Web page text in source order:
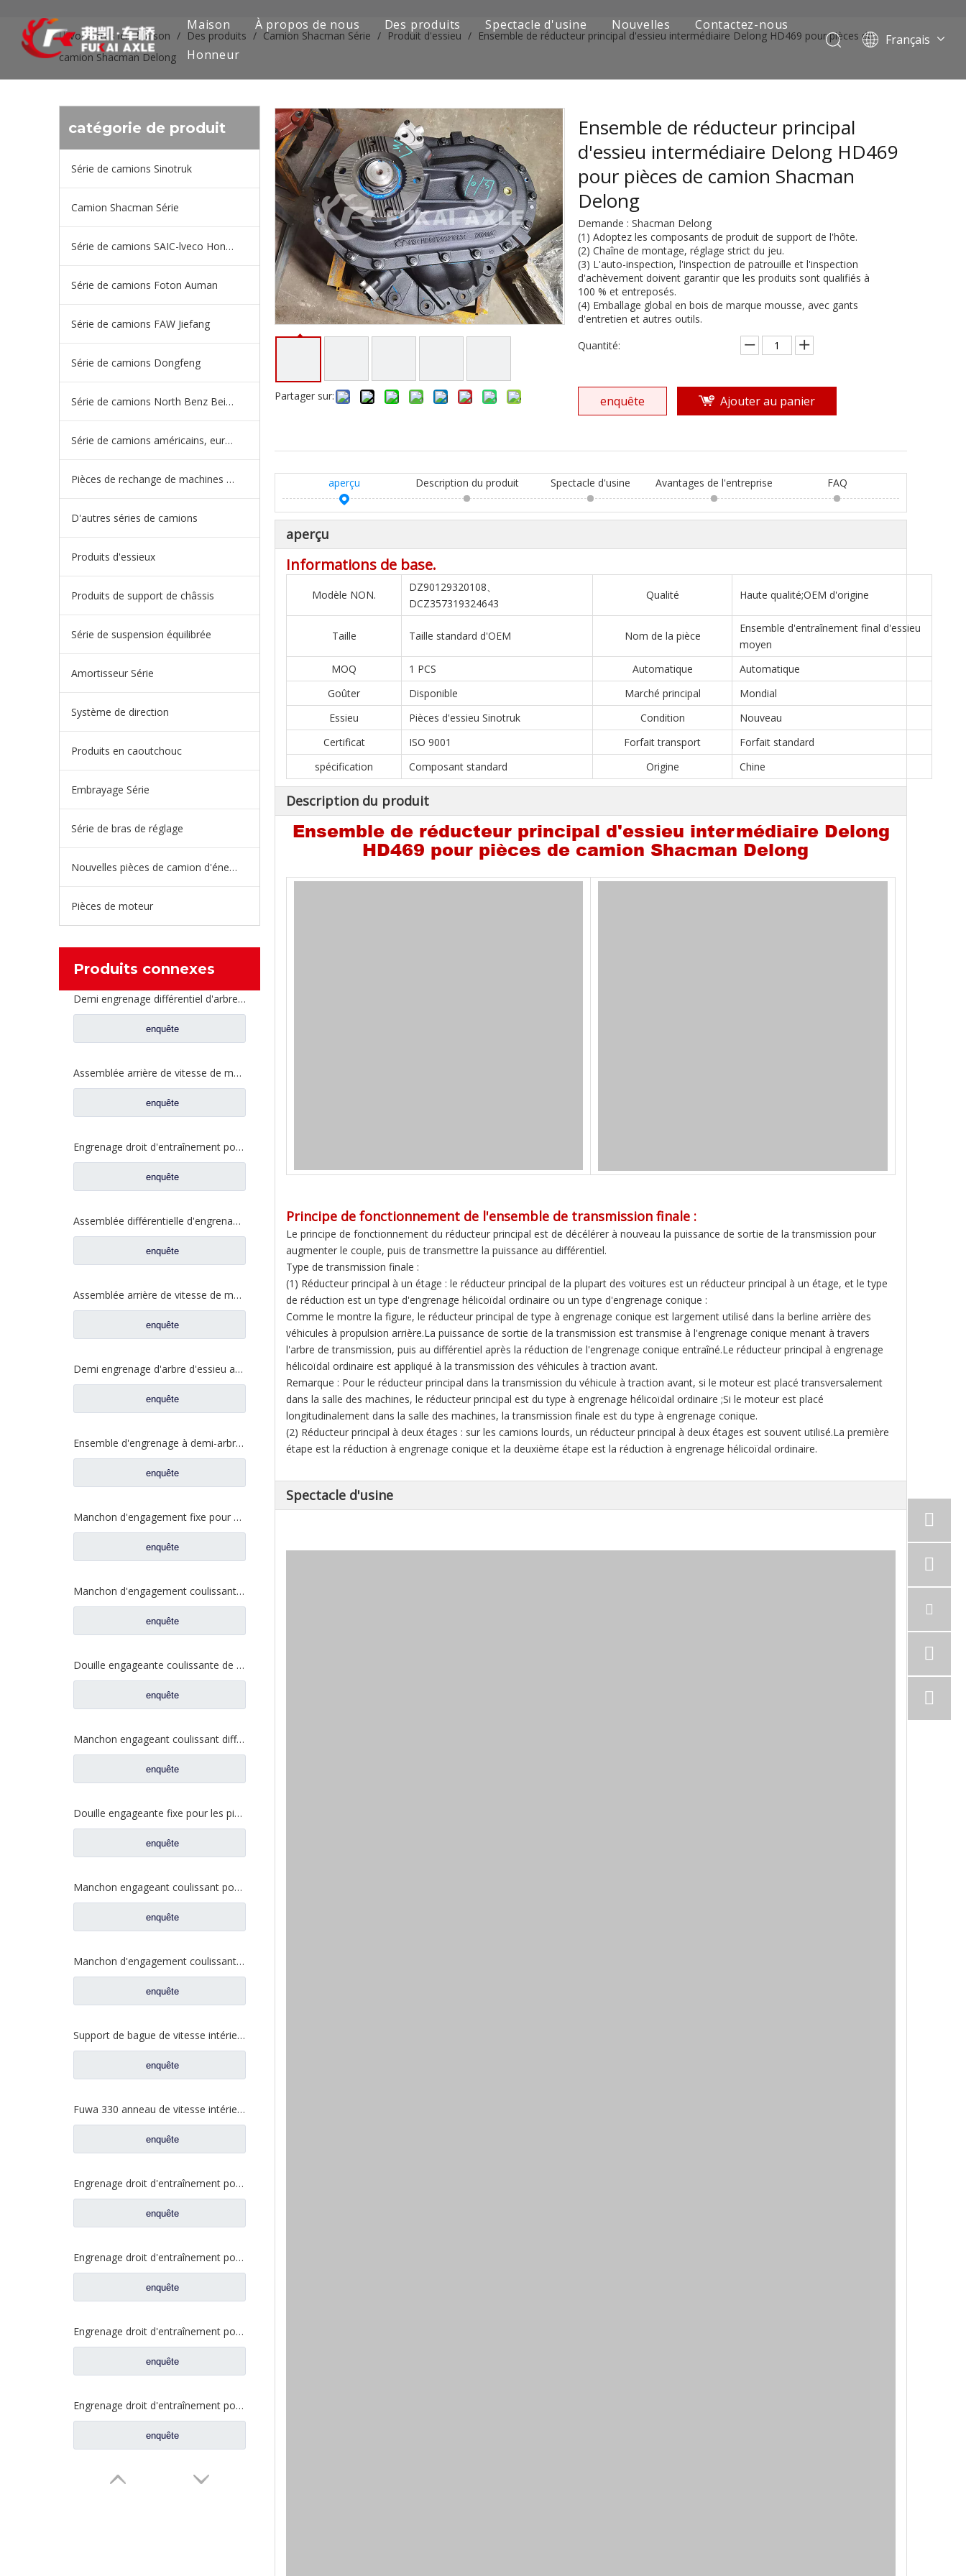
Maison À propos de nous Des produits
Série de camions SAIC-lveco Hongyan
Série de camions Foton Auman
Série de camions FAW Jiefang
Série de camions Dongfeng
Série de camions européens et japonais
Pièces de rechange de machines d'ingénierie de camion minier
D'autres séries de camions
Spectacle d'usine Nouvelles
Contactez-nous
Honneur
Français
Pусский
Vous êtes ici: Maison / Des produits / Camion Shacman Série / Produit d'essieu / Ensemble de réducteur principal d'essieu intermédiaire Delong HD469 pour pièces de
camion Shacman Delong
catégorie de produit
Série de camions Sinotruk
Camion Shacman Série
Série de camions SAIC-lveco Hongyan
Série de camions Foton Auman
Série de camions FAW Jiefang
Série de camions Dongfeng
Série de camions North Benz Beiben
Série de camions américains, européens et japonais
Pièces de rechange de machines d'ingénierie de camion minier
D'autres séries de camions
Produits d'essieux
Produits de support de châssis
Série de suspension équilibrée
Amortisseur Série
Système de direction
Produits en caoutchouc
Embrayage Série
Série de bras de réglage
Nouvelles pièces de camion d'énergie
Pièces de moteur
Produits connexes
Demi engrenage différentiel d'arbre pour les pièces de rechange 2SCE0001M0-4 de camion de Ford
enquête
Assemblée arrière de vitesse de moitié d'arbre renforcée pour les pièces de rechange CE0401A0-6 de camion de Ford
enquête
Engrenage droit d'entraînement pour pièces de rechange de camion Ford 2SCD0040A0-4
enquête
Assemblée différentielle d'engrenage de demi-arbre arrière pour les pièces de rechange automatiques 2SCE0040M0-5 de camion de Ford
enquête
Assemblée arrière de vitesse de moitié d'arbre pour les pièces de rechange CE0400A0-5 de camion de Ford
enquête
Demi engrenage d'arbre d'essieu arrière pour pièces de rechange de camion Ford CE0402M0-9
enquête
Ensemble d'engrenage à demi-arbre arrière pour pièces de rechange de camion Ford CD0041A0-6
enquête
Manchon d'engagement fixe pour pièces de rechange de camion Ford 2SBF0052M0-0
enquête
Manchon d'engagement coulissant inter-essieux pour pièces de rechange de camion Ford BF0401M0-8
enquête
Douille engageante coulissante de serrure différentielle pour les pièces de rechange 2SBF0053M0-1 de camion de Ford
enquête
Manchon engageant coulissant différentiel pour les pièces de rechange 2SBF0051M0-9 de camion de Ford d'axe de Fuwa 470
enquête
Douille engageante fixe pour les pièces de rechange 2SBF0050M0-8 de camion de Ford d'axe de Fuwa 470
enquête
Manchon engageant coulissant pour les pièces de rechange BF0047M0-4 de camion de Ford d'axe de Fuwa 330
enquête
Manchon d'engagement coulissant inter-essieux pour pièces de rechange de camion à essieux Fuwa 330 BF0044M0-1
enquête
Support de bague de vitesse intérieure Fuwa 330 pour pièces de rechange de camion Fuwa 330 essieu Ford FC0040M0-8
enquête
Fuwa 330 anneau de vitesse intérieur pour Ford camion Fuwa essieu camion pièces de rechange CJ0040M0-2
enquête
Engrenage droit d'entraînement pour pièces de rechange de camion à essieu Fuwa CD0300A0-3
enquête
Engrenage droit d'entraînement pour pièces de rechange CD0400A0-4 de camion d'essieu de Fuwa
enquête
Engrenage droit d'entraînement pour pièces de rechange de camion à essieu Fuwa CD0400B0-5
enquête
Engrenage droit d'entraînement pour pièces de camion Fuwa CD0406M0-2
enquête
Partager sur:
Ensemble de réducteur principal
d'essieu intermédiaire Delong HD469
pour pièces de camion Shacman
Delong
Demande : Shacman Delong
(1) Adoptez les composants de produit de support de l'hôte.
(2) Chaîne de montage, réglage strict du jeu.
(3) L'auto-inspection, l'inspection de patrouille et l'inspection
d'achèvement doivent garantir que les produits sont qualifiés à
100 % et entreposés.
(4) Emballage global en bois de marque mousse, avec gants
d'entretien et autres outils.
Quantité:
enquête Ajouter au panier
aperçu Description du produit Spectacle d'usine Avantages de l'entreprise FAQ
aperçu
Informations de base.
Modèle NON.
DZ90129320108、
DCZ357319324643
Qualité Haute qualité;OEM d'origine
Taille Taille standard d'OEM Nom de la pièce
Ensemble d'entraînement final d'essieu
moyen
MOQ
1 PCS Automatique
Automatique
Goûter
Disponible Marché principal
Mondial
Essieu
Pièces d'essieu Sinotruk Condition
Nouveau
Certificat
ISO 9001 Forfait transport
Forfait standard
spécification
Composant standard Origine Chine
Description du produit
Ensemble de réducteur principal d'essieu intermédiaire Delong
HD469 pour pièces de camion Shacman Delong
Principe de fonctionnement de l'ensemble de transmission finale :
Le principe de fonctionnement du réducteur principal est de décélérer à nouveau la puissance de sortie de la transmission pour
augmenter le couple, puis de transmettre la puissance au différentiel.
Type de transmission finale :
(1) Réducteur principal à un étage : le réducteur principal de la plupart des voitures est un réducteur principal à un étage, et le type
de réduction est un type d'engrenage hélicoïdal ordinaire ou un type d'engrenage conique :
Comme le montre la figure, le réducteur principal de type à engrenage conique est largement utilisé dans la berline arrière des
véhicules à propulsion arrière.La puissance de sortie de la transmission est transmise à l'engrenage conique menant à travers
l'arbre de transmission, puis au différentiel après la réduction de l'engrenage conique entraîné.Le réducteur principal à engrenage
hélicoïdal ordinaire est appliqué à la transmission des véhicules à traction avant.
Remarque : Pour le réducteur principal dans la transmission du véhicule à traction avant, si le moteur est placé transversalement
dans la salle des machines, le réducteur principal est du type à engrenage hélicoïdal ordinaire ;Si le moteur est placé
longitudinalement dans la salle des machines, la transmission finale est du type à engrenage conique.
(2) Réducteur principal à deux étages : sur les camions lourds, un réducteur principal à deux étages est souvent utilisé.La première
étape est la réduction à engrenage conique et la deuxième étape est la réduction à engrenage hélicoïdal ordinaire.
Spectacle d'usine